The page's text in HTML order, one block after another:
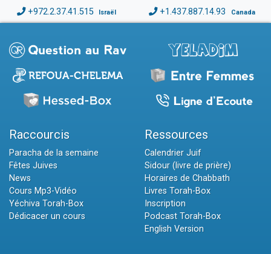
+972.2.37.41.515 Israël +1.437.887.14.93 Canada
Raccourcis
Paracha de la semaine
Fêtes Juives
News
Cours Mp3-Vidéo
Yéchiva Torah-Box
Dédicacer un cours
Ressources
Calendrier Juif
Sidour (livre de prière)
Horaires de Chabbath
Livres Torah-Box
Inscription
Podcast Torah-Box
English Version